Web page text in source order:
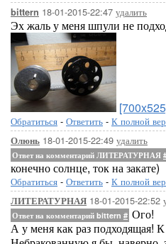
bittern 18-01-2015-22:47 удалить
Эх жаль у меня шпули не
Обратиться - Ответить - К полной
Олюнь 18-01-2015-22:49 удалить
Ответ на комментарий ЛИТЕРАТУРНАЯ
конечно солнце, ток на закате)
Обратиться - Ответить - К полной
ЛИТЕРАТУРНАЯ 18-01-2015-22:52
Ответ на комментарий bittern # Ого!
А у меня как раз подходящая!